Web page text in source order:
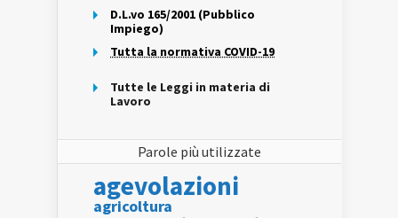
D.L.vo 165/2001 (Pubblico
Impiego)
Tutta la normativa COVID-19
Tutte le Leggi in materia di
Lavoro
Parole più utilizzate
agevolazioni
agricoltura